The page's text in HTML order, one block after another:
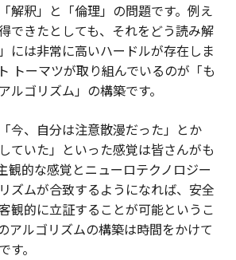
解釈」と「倫理」の問題です。例え
できたとしても、それをどう読み解
には非常に高いハードルが存在しま
トーマツが取り組んでいるのが「も
ルゴリズム」の構築です。
今、自分は注意散漫だった」とか
ていた」といった感覚は皆さんがも
観的な感覚とニューロテクノロジー
ズムが合致するようになれば、安全
観的に立証することが可能というこ
アルゴリズムの構築は時間をかけて
。